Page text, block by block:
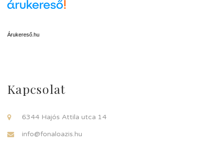
Árukereső.hu
Kapcsolat
6344 Hajós Attila utca 14
info@fonaloazis.hu